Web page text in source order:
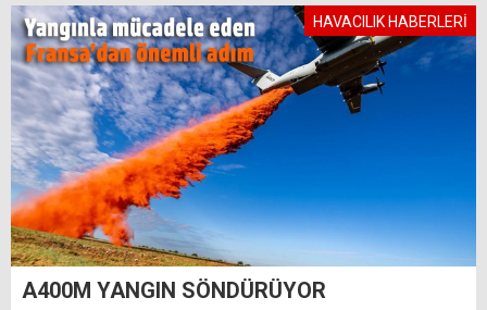
HAVACILIK HABERLERİ
A400M YANGIN SÖNDÜRÜYOR